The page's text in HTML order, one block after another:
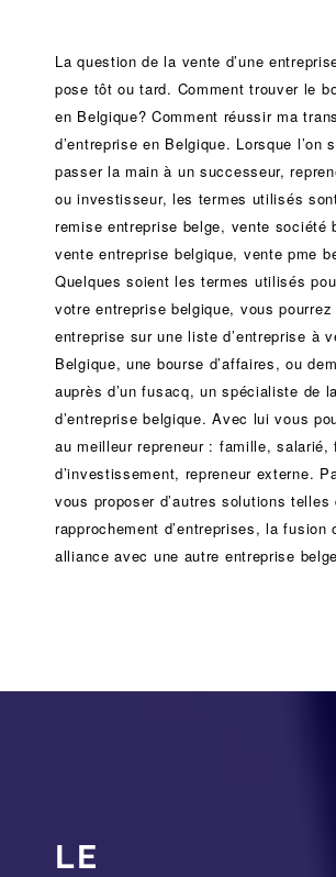
La question de la vente d’une
pose tôt ou tard. Comment trouver le
en Belgique? Comment réussir ma
d’entreprise en Belgique. Lorsque l’on
passer la main à un successeur,
ouinvestisseur, les termes utilisés
remise entreprise belge, vente société
vente entreprise belgique, vente pme
Quelques soient les termes utilisés
votre entreprise belgique, vous
entreprise sur une liste d’entreprise à
Belgique, une bourse d’affaires, ou
auprès d’unfusacq, un spécialiste de la
d’entreprise belgique. Avec lui vous
au meilleur repreneur : famille,salarié,
d’investissement, repreneur externe.
vous proposer d’autres solutions telles
rapprochement d’entreprises, lafusion
alliance avec une autre entreprise
LE